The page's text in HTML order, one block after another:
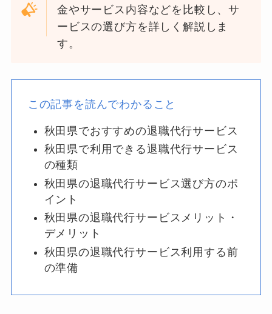
金やサービス内容などを比較し、サ
ービスの選び方を詳しく解説しま
す。
この記事を読んでわかること
秋田県でおすすめの退職代行サービス
秋田県で利用できる退職代行サービス
の種類
秋田県の退職代行サービス選び方のポ
イント
秋田県の退職代行サービスメリット・
デメリット
秋田県の退職代行サービス利用する前
の準備